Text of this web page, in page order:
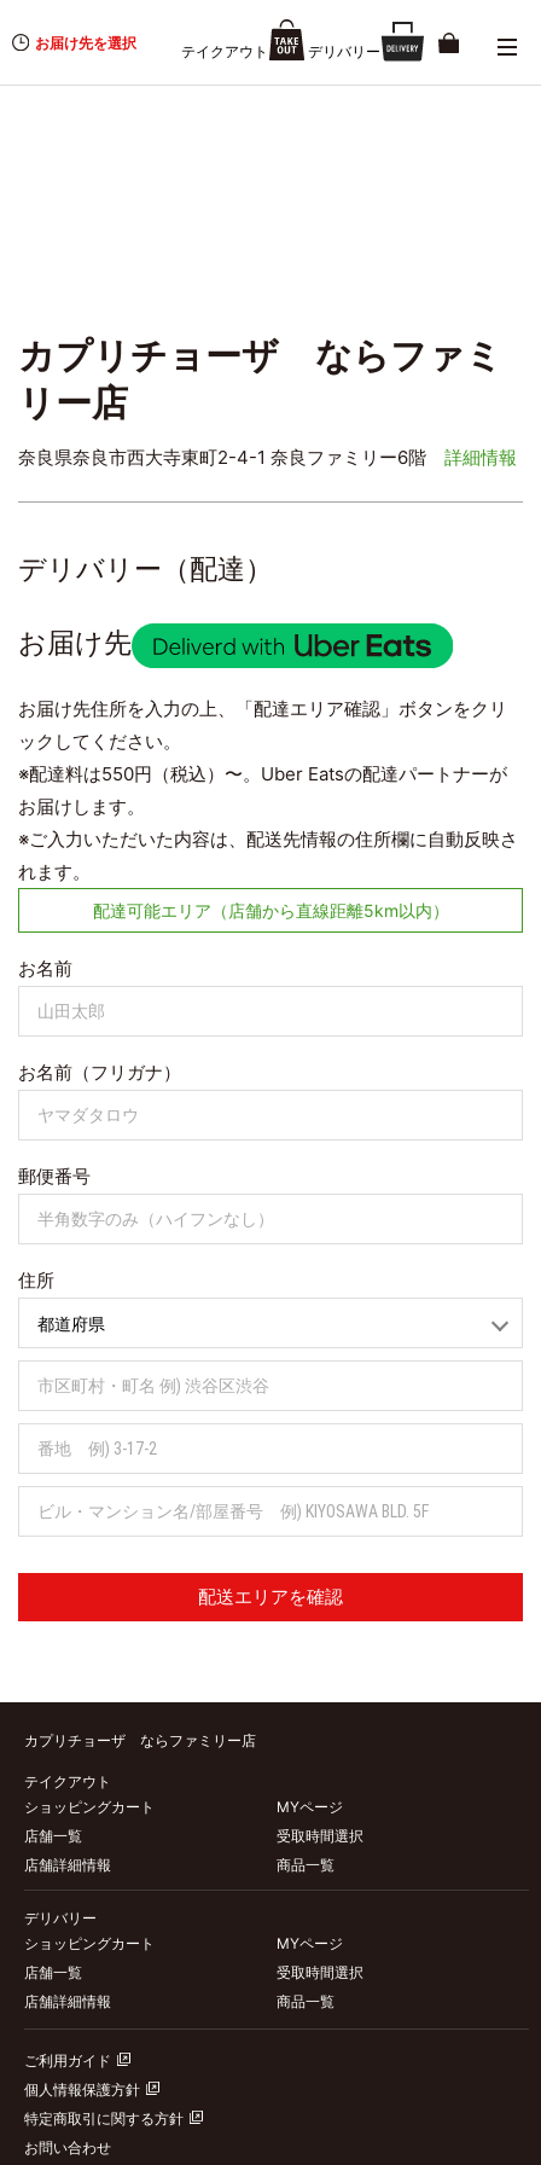
お届け先を選択 テイクアウト デリバリー
カプリチョーザ ならファミ
リー店
奈良県奈良市西大寺東町2-4-1 奈良ファミリー6階 詳細情報
デリバリー（配達）
お届け先
お届け先住所を入力の上、「配達エリア確認」ボタンをクリ
ックしてください。
※配達料は550円（税込）〜。Uber Eatsの配達パートナーが
お届けします。
※ご入力いただいた内容は、配送先情報の住所欄に自動反映さ
れます。
配達可能エリア（店舗から直線距離5km以内）
お名前
お名前（フリガナ）
郵便番号
住所
配送エリアを確認
カプリチョーザ ならファミリー店
テイクアウト
ショッピングカート
受取時間選択
商品一覧
店舗一覧
店舗詳細情報
MYページ
デリバリー
ショッピングカート
受取時間選択
商品一覧
店舗一覧
店舗詳細情報
MYページ
ご利用ガイド
特定商取引に関する方針
個人情報保護方針
お問い合わせ